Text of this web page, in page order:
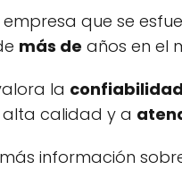
empresa que se
más de años en el
la confiabilidad
calidad y a
información sobre